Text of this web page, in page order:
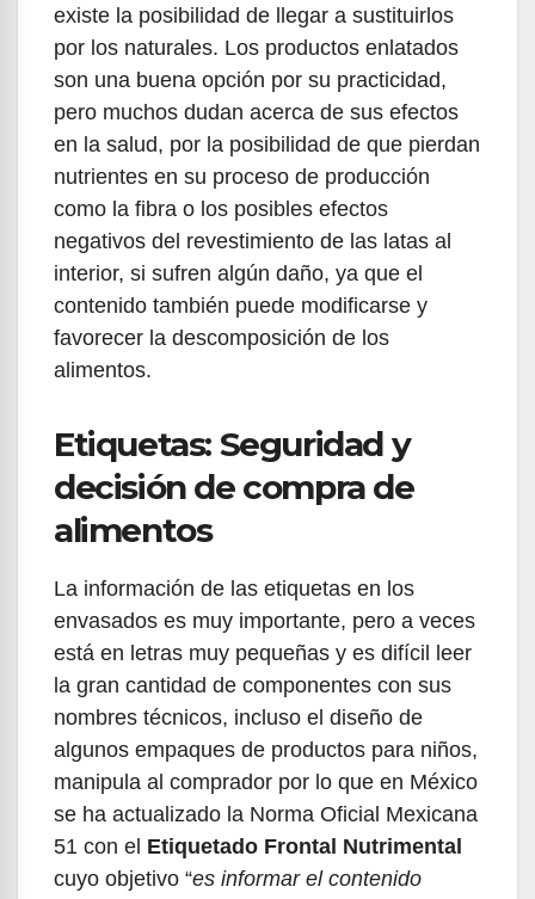
existe la posibilidad de llegar a sustituirlos
por los naturales. Los productos enlatados
son una buena opción por su practicidad,
pero muchos dudan acerca de sus efectos
en la salud, por la posibilidad de que pierdan
nutrientes en su proceso de producción
como la fibra o los posibles efectos
negativos del revestimiento de las latas al
interior, si sufren algún daño, ya que el
contenido también puede modificarse y
favorecer la descomposición de los
alimentos.
Etiquetas: Seguridad y
decisión de compra de
alimentos
La información de las etiquetas en los
envasados es muy importante, pero a veces
está en letras muy pequeñas y es difícil leer
la gran cantidad de componentes con sus
nombres técnicos, incluso el diseño de
algunos empaques de productos para niños,
manipula al comprador por lo que en México
se ha actualizado la Norma Oficial Mexicana
51 con el Etiquetado Frontal Nutrimental
cuyo objetivo “es informar el contenido